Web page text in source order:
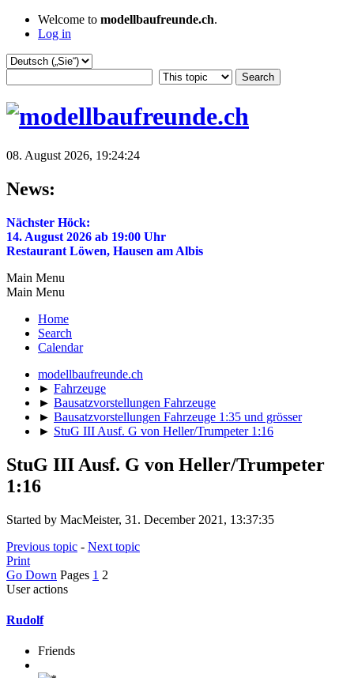
Welcome to modellbaufreunde.ch.
Log in
08. August 2026, 19:24:24
News:
Nächster Höck:
14. August 2026 ab 19:00 Uhr
Restaurant Löwen, Hausen am Albis
Main Menu
Main Menu
Home
Search
Calendar
modellbaufreunde.ch
► Fahrzeuge
► Bausatzvorstellungen Fahrzeuge
► Bausatzvorstellungen Fahrzeuge 1:35 und grösser
► StuG III Ausf. G von Heller/Trumpeter 1:16
StuG III Ausf. G von Heller/Trumpeter
1:16
Started by MacMeister, 31. December 2021, 13:37:35
Previous topic - Next topic
Print
Go Down Pages 1 2
User actions
Rudolf
Friends